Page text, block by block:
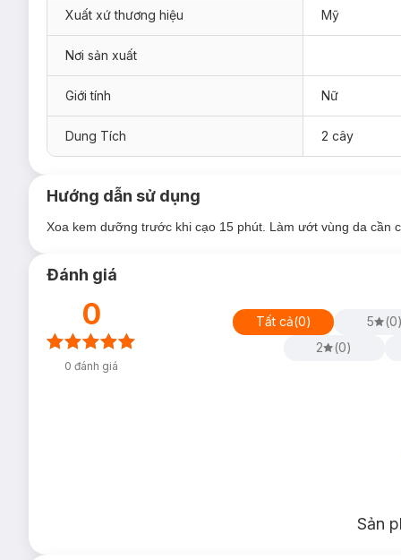
Dao Cạo Nữ Daisy Women Daisy Plus Gillette
chỉnh theo đường cong cơ thể giúp việc cạo toàn thân trở
kép thiết kế đặc biệt giúp bạn cạo sát, giảm khả năng gầy
Xuất xứ thương hiệu Mỹ
Nơi sản xuất
Giới tính Nữ
Dung Tích 2 cây
Hướng dẫn sử dụng
Xoa kem dưỡng trước khi cạo 15 phút. Làm ướt vùng da cần
Đánh giá
0
0 đánh giá
Tất cả(0) 5 (0)
2
(0)
Sản